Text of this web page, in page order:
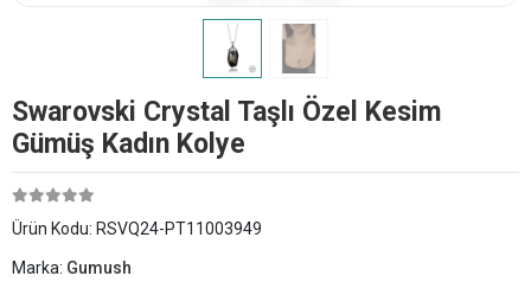
Swarovski Crystal Taşlı Özel Kesim
Gümüş Kadın Kolye
Ürün Kodu: RSVQ24-PT11003949
Marka: Gumush